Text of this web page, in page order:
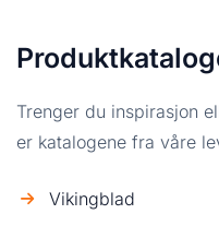
Trenger du inspirasjon
er katalogene fra våre
Vikingblad